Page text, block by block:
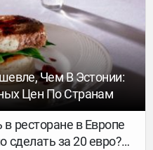
несколько раз в
Чем В Эстонии:
Цен По Странам
ресторане в Европе
сделать за 20 евро?